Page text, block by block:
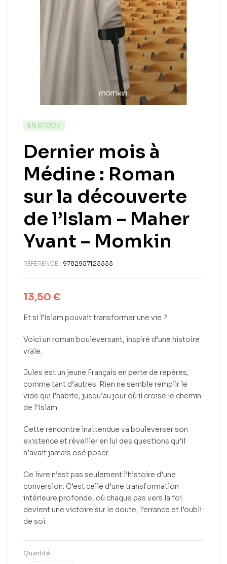
EN STOCK
Dernier mois à
Médine : Roman
sur la découverte
de l’Islam – Maher
Yvant – Momkin
RÉFÉRENCE : 9782957125555
13,50 €
Et si l’Islam pouvait transformer une vie ?
Voici un roman bouleversant, inspiré d’une histoire
vraie.
Jules est un jeune Français en perte de repères,
comme tant d’autres. Rien ne semble remplir le
vide qui l’habite, jusqu’au jour où il croise le chemin
de l’Islam.
Cette rencontre inattendue va bouleverser son
existence et réveiller en lui des questions qu’il
n’avait jamais osé poser.
Ce livre n’est pas seulement l’histoire d’une
conversion. C’est celle d’une transformation
intérieure profonde, où chaque pas vers la foi
devient une victoire sur le doute, l’errance et l’oubli
de soi.
Quantité